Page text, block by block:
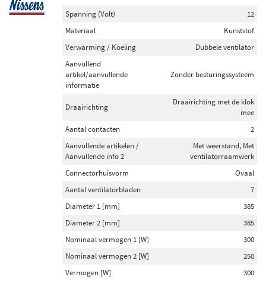
Spanning (Volt)
12
Materiaal
Kunststof
Verwarming / Koeling
Dubbele ventilator
Aanvullend
artikel/aanvullende
informatie
Zonder besturingssysteem
Draairichting
Draairichting met de klok
mee
Aantal contacten
2
Aanvullende artikelen /
Aanvullende info 2
Met weerstand, Met
ventilatorraamwerk
Connectorhuisvorm
Ovaal
Aantal ventilatorbladen
7
Diameter 1 [mm]
385
Diameter 2 [mm]
385
Nominaal vermogen 1 [W]
300
Nominaal vermogen 2 [W]
250
Vermogen [W]
300